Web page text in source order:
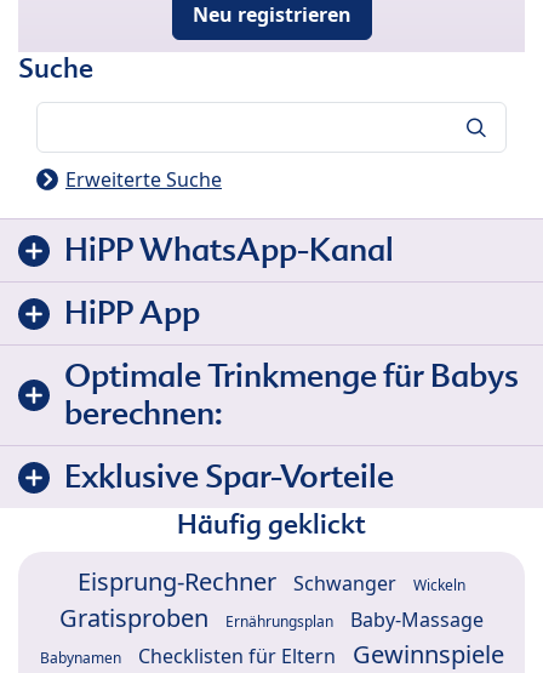
Neu registrieren
Suche
Erweiterte Suche
HiPP WhatsApp-Kanal
HiPP App
Optimale Trinkmenge für Babys
berechnen:
Exklusive Spar-Vorteile
Häufig geklickt
Eisprung-Rechner Schwanger Wickeln
Gratisproben Ernährungsplan Baby-Massage
Babynamen Checklisten für Eltern
Gewinnspiele